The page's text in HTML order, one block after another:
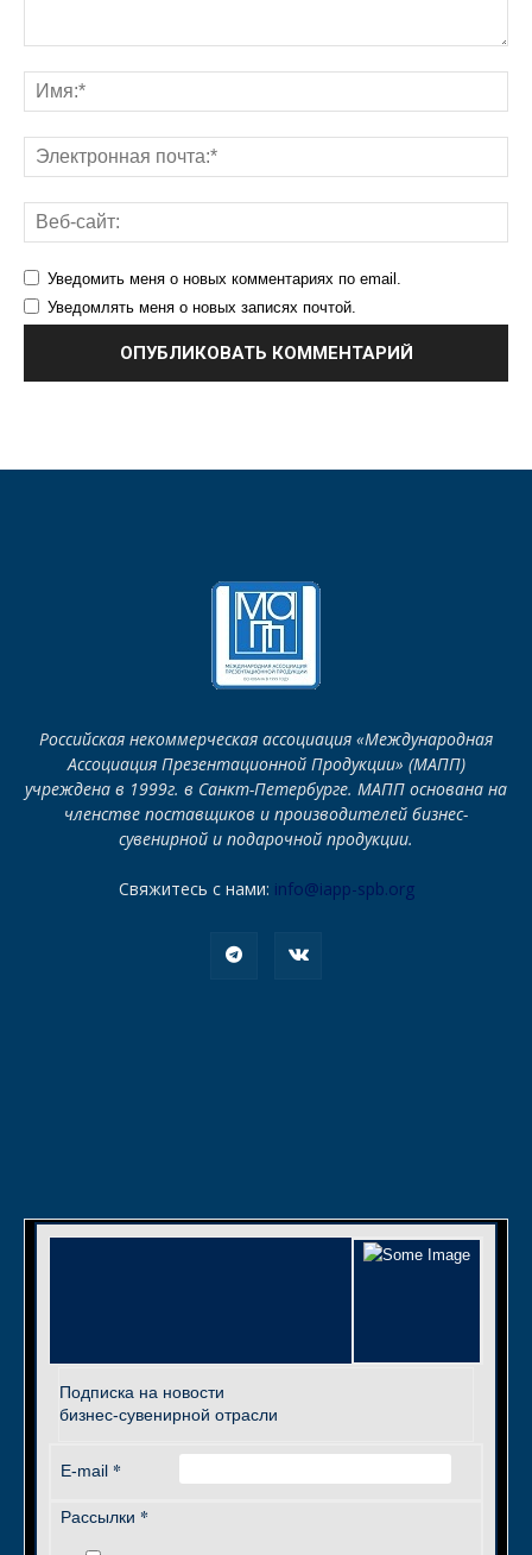
Уведомить меня о новых комментариях по email.
Уведомлять меня о новых записях почтой.
Российская некоммерческая ассоциация «Международная
Ассоциация Презентационной Продукции» (МАПП)
учреждена в 1999г. в Санкт-Петербурге. МАПП основана на
членстве поставщиков и производителей бизнес-
сувенирной и подарочной продукции.
Свяжитесь с нами: info@iapp-spb.org
Подписка на новости
бизнес-сувенирной отрасли
E-mail *
Рассылки *